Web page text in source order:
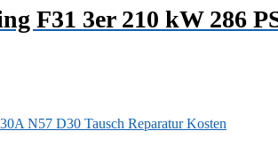
F31 3er 210 kW 286